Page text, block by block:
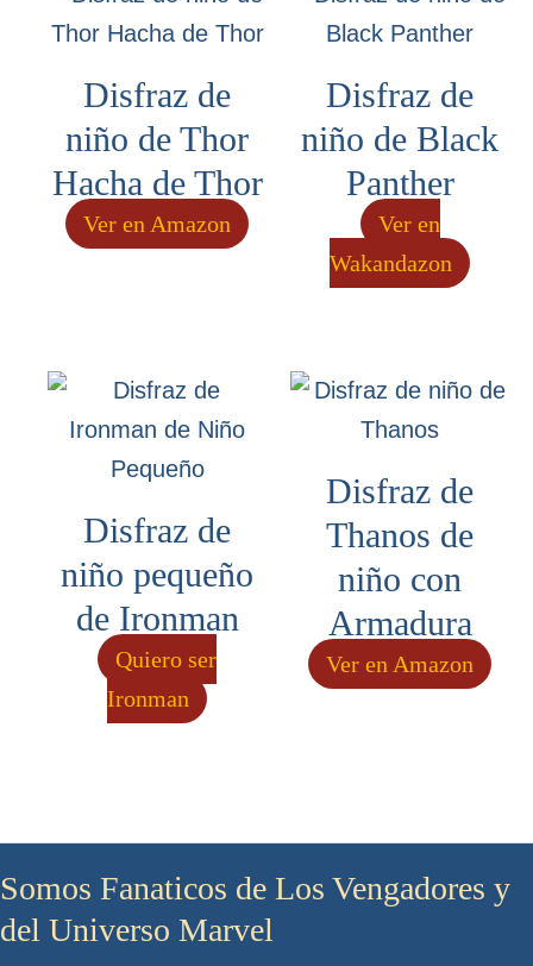
Disfraz de
niño de Thor
Hacha de Thor
Ver en Amazon
Disfraz de
niño de Black
Panther
Ver en
Wakandazon
Disfraz de
niño pequeño
de Ironman
Quiero ser
Ironman
Disfraz de
Thanos de
niño con
Armadura
Ver en Amazon
Somos Fanaticos de Los Vengadores y
del Universo Marvel